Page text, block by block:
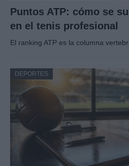
Puntos ATP: cómo se
en el tenis profesional
El ranking ATP es la columna
DEPORTES